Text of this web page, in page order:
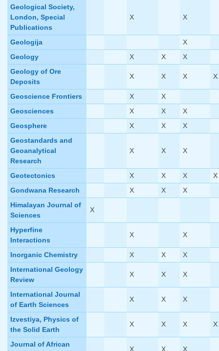
Geological Society,
London, Special
Publications
X X
Geologija
X
Geology
X X
X
Geology of Ore
Deposits
X X X X
Geoscience Frontiers X
X
Geosciences
X X
X
Geosphere
X X
X
Geostandards and
Geoanalytical
Research
X X X
Geotectonics X X X
X
Gondwana Research
X X
X
Himalayan Journal of
Sciences
X
Hyperfine
Interactions
X X
Inorganic Chemistry X X
X
International Geology
Review
X X X
International Journal
of Earth Sciences
X X X
Izvestiya, Physics of
the Solid Earth
X X X X
Journal of African
X X X